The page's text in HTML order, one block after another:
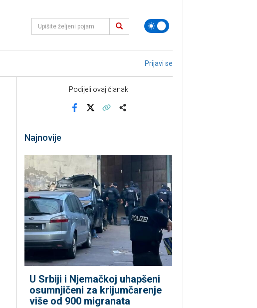
Prijavi se
Podijeli ovaj članak
Najnovije
U Srbiji i Njemačkoj uhapšeni
osumnjičeni za krijumčarenje
više od 900 migranata